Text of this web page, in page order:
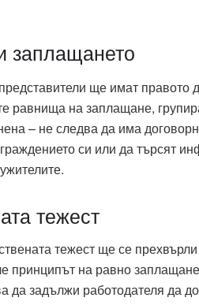
заплащането
ще имат правото
равнища на заплащане,
– не следва да има
си или да търсят
тежест
тежест ще се
принципът на равно
да задължи работодателя да